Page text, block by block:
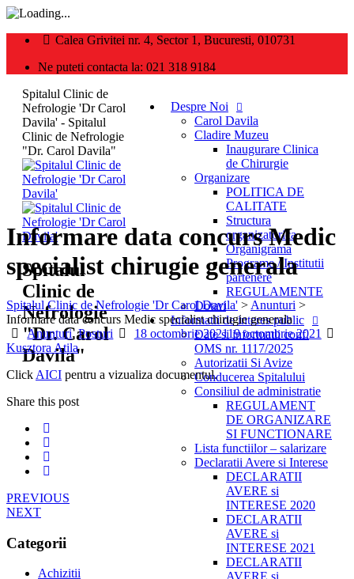
Calea Grivitei nr. 4, Sector 1, Bucuresti, 010731
Ne puteti contacta la: 021 318 9184
Spitalul Clinic de
Nefrologie 'Dr Carol
Davila' - Spitalul
Clinic de Nefrologie
"Dr. Carol Davila"
Spitalul
Clinic de
Nefrologie
"Dr. Carol
Davila"
Despre Noi
Carol Davila
Cladire Muzeu
Inaugurare Clinica
de Chirurgie
Organizare
POLITICA DE
CALITATE
Structura
organizatorica
Organigrama
Programe / Institutii
partenere
REGULAMENTE
Dotari
Informatii de interes public
Date si informatii conf.
OMS nr. 1117/2025
Autorizatii Si Avize
Conducerea Spitalului
Consiliul de administratie
REGULAMENT
DE ORGANIZARE
SI FUNCTIONARE
Lista functiilor – salarizare
Declaratii Avere si Interese
DECLARATII
AVERE si
INTERESE 2020
DECLARATII
AVERE si
INTERESE 2021
DECLARATII
AVERE si
Informare data concurs Medic
specialist chirugie generala
Spitalul Clinic de Nefrologie 'Dr Carol Davila' > Anunturi >
Informare data concurs Medic specialist chirugie generala
Categories
Anunturi,Posturi
Posted
18 octombrie 202119 octombrie 2021
Kusztora Atila
Click AICI pentru a vizualiza documentul.
Share this post
PREVIOUS
NEXT
Categorii
Achizitii